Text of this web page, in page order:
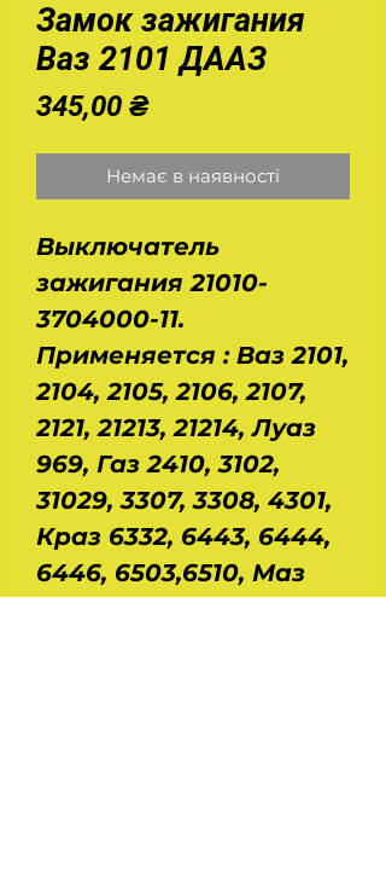
Замок зажигания
Ваз 2101 ДААЗ
345,00 ₴Ціна
Немає в наявності
Выключатель
зажигания 21010-
3704000-11.
Применяется : Ваз 2101,
2104, 2105, 2106, 2107,
2121, 21213, 21214, Луаз
969, Газ 2410, 3102,
31029, 3307, 3308, 4301,
Краз 6332, 6443, 6444,
6446, 6503,6510, Маз